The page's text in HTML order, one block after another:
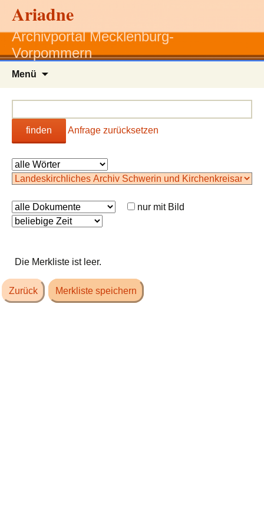
Ariadne
Archivportal Mecklenburg-
Vorpommern
Menü
finden Anfrage zurücksetzen
nur mit Bild
Die Merkliste ist leer.
Zurück Merkliste speichern